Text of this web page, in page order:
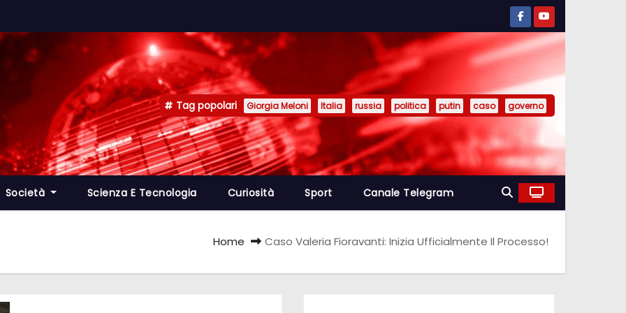
Tag popolari Giorgia Meloni Italia russia politica putin caso governo
Società Scienza E Tecnologia Curiosità Sport Canale Telegram
Home Caso Valeria Fioravanti: Inizia Ufficialmente Il Processo!